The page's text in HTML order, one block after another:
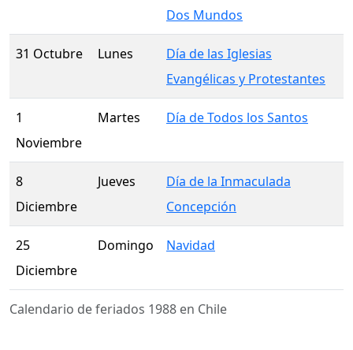
Calendario de feriados 1988 en Chile
Dos Mundos
31 Octubre Lunes
Día de las Iglesias
Evangélicas y Protestantes
1
Noviembre
Martes Día de Todos los Santos
8
Diciembre
Jueves
Día de la Inmaculada
Concepción
25
Diciembre
Domingo Navidad